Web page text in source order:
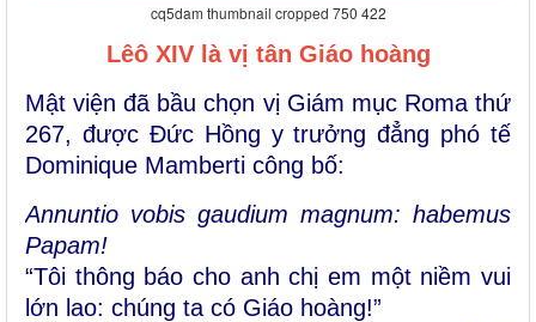
cq5dam thumbnail cropped 750 422
Lêô XIV là vị tân Giáo hoàng
Mật viện đã bầu chọn vị Giám mục Roma thứ
267, được Đức Hồng y trưởng đẳng phó tế
Dominique Mamberti công bố:
Annuntio vobis gaudium magnum: habemus
Papam!
“Tôi thông báo cho anh chị em một niềm vui
lớn lao: chúng ta có Giáo hoàng!”